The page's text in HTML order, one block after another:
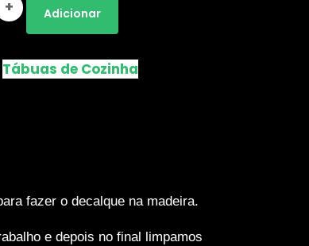
Adicionar
Tábuas de Cozinha
fazer o decalque na madeira.
e depois no final limpamos